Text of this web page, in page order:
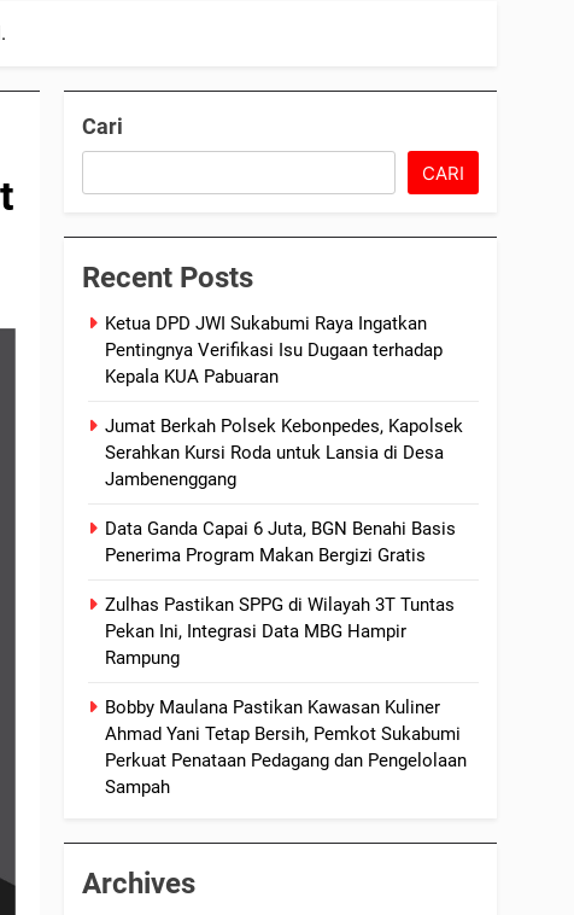
Cari
CARI
Recent Posts
Ketua DPD JWI Sukabumi Raya Ingatkan
Pentingnya Verifikasi Isu Dugaan terhadap
Kepala KUA Pabuaran
Jumat Berkah Polsek Kebonpedes, Kapolsek
Serahkan Kursi Roda untuk Lansia di Desa
Jambenenggang
Data Ganda Capai 6 Juta, BGN Benahi Basis
Penerima Program Makan Bergizi Gratis
Zulhas Pastikan SPPG di Wilayah 3T Tuntas
Pekan Ini, Integrasi Data MBG Hampir
Rampung
Bobby Maulana Pastikan Kawasan Kuliner
Ahmad Yani Tetap Bersih, Pemkot Sukabumi
Perkuat Penataan Pedagang dan Pengelolaan
Sampah
Archives